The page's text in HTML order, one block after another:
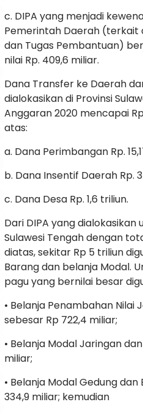
c. DIPA yang menjadi
Pemerintah Daerah (terkait
dan Tugas Pembantuan)
nilai Rp. 409,6 miliar.
Dana Transfer ke Daerah
dialokasikan di Provinsi
Anggaran 2020 mencapai
atas:
a. Dana Perimbangan Rp.
b. Dana Insentif Daerah Rp.
c. Dana Desa Rp. 1,6 triliun.
Dari DIPA yang dialokasikan
Sulawesi Tengah dengan
diatas, sekitar Rp 5 triliun
Barang dan belanja Modal.
pagu yang bernilai besar
• Belanja Penambahan
sebesar Rp 722,4 miliar;
• Belanja Modal Jaringan
miliar;
• Belanja Modal Gedung
334,9 miliar; kemudian